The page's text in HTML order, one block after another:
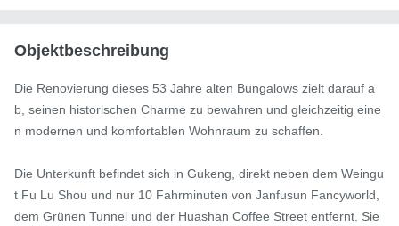
Objektbeschreibung
Die Renovierung dieses 53 Jahre alten Bungalows zielt darauf a
b, seinen historischen Charme zu bewahren und gleichzeitig eine
n modernen und komfortablen Wohnraum zu schaffen.
Die Unterkunft befindet sich in Gukeng, direkt neben dem Weingu
t Fu Lu Shou und nur 10 Fahrminuten von Janfusun Fancyworld,
dem Grünen Tunnel und der Huashan Coffee Street entfernt. Sie